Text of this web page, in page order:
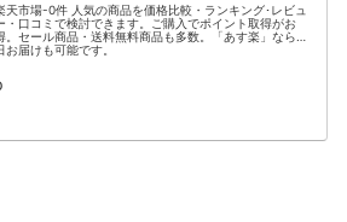
天市場-0件 人気の商品を価格比較・ランキング･レビュ
・口コミで検討できます。ご購入でポイント取得がお
。セール商品・送料無料商品も多数。「あす楽」なら翌
お届けも可能です。